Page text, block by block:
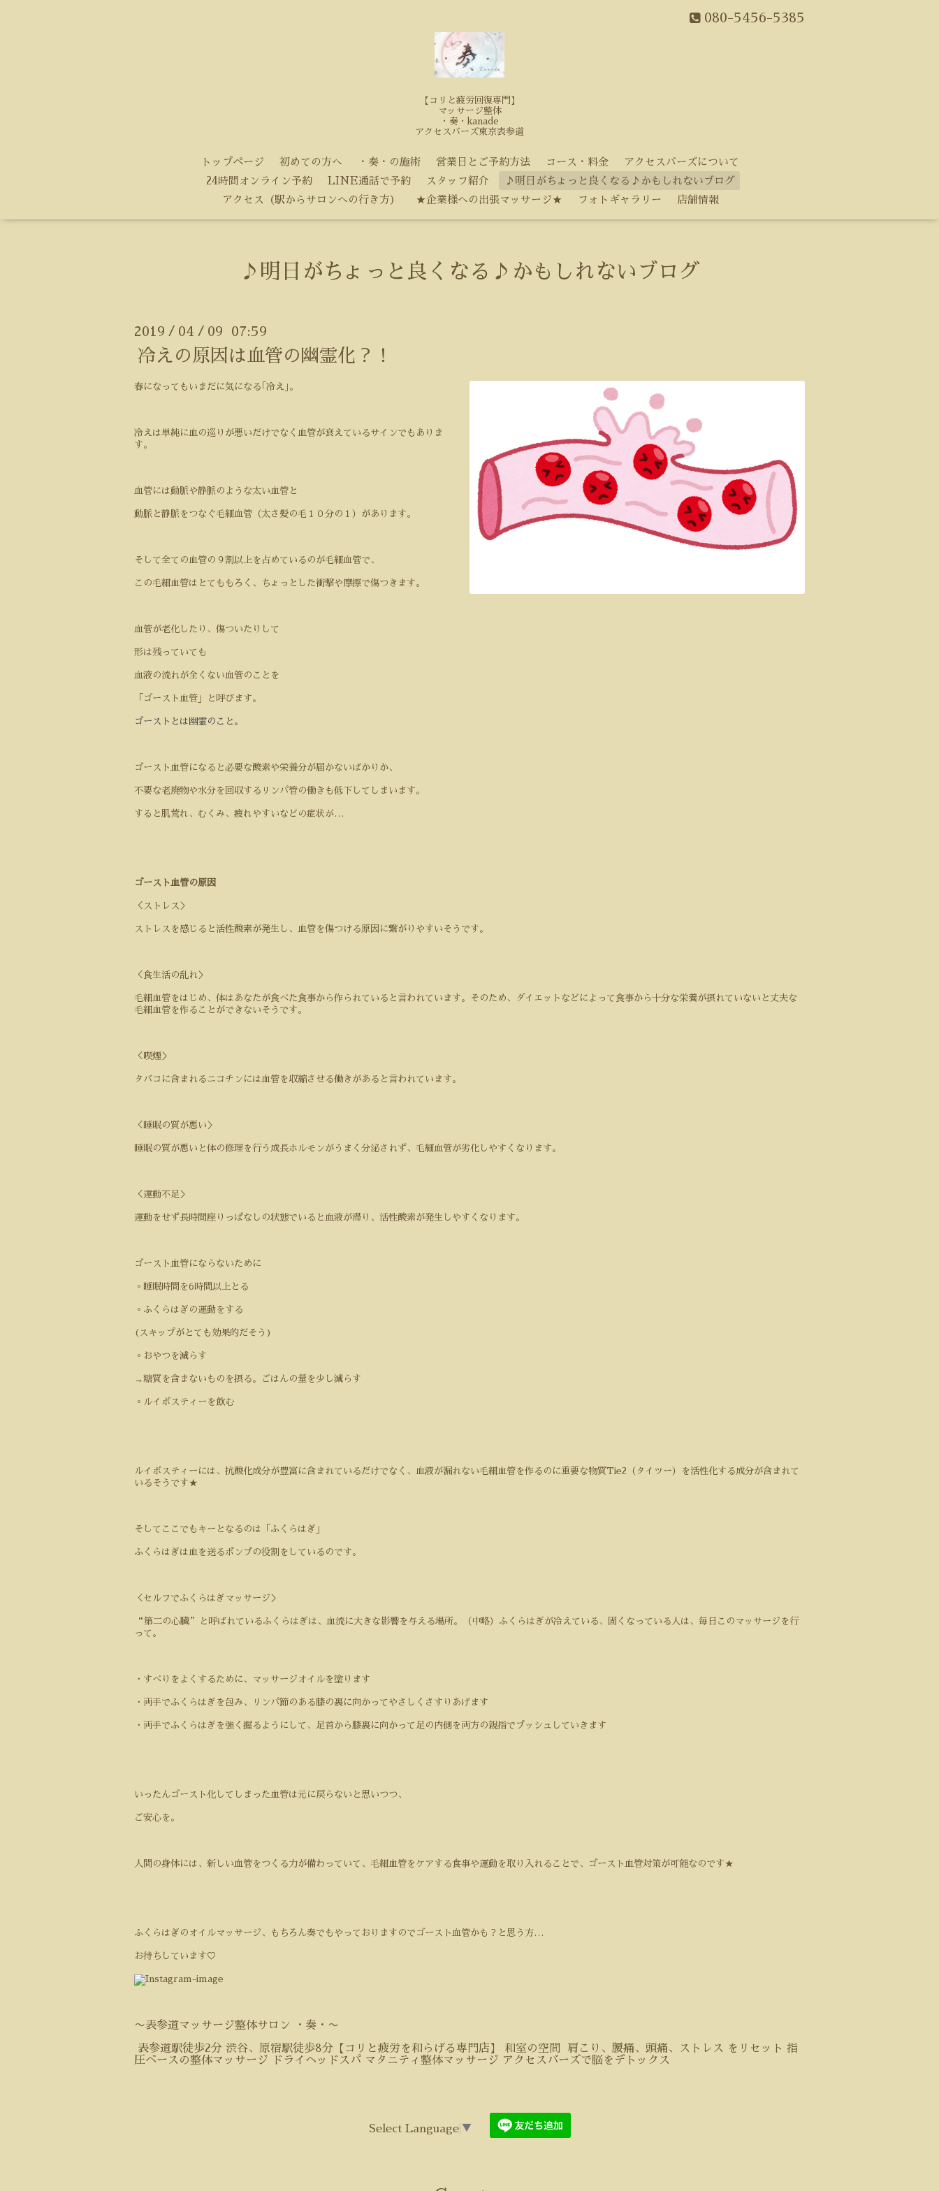
080-5456-5385
【コリと疲労回復専門】
マッサージ整体
・奏・kanade
アクセスバーズ東京表参道
トップページ 初めての方へ ・奏・の施術 営業日とご予約方法 コース・料金
アクセスバーズについて
24時間オンライン予約
LINE通話で予約 スタッフ紹介
♪明日がちょっと良くなる♪かもしれないブログ
アクセス（駅からサロンへの行き方）
★企業様への出張マッサージ★ フォトギャラリー 店舗情報
♪明日がちょっと良くなる♪かもしれないブログ
2019 / 04 / 09 07:59
冷えの原因は血管の幽霊化？！
春になってもいまだに気になる｢冷え｣。
冷えは単純に血の巡りが悪いだけでなく血管が衰えているサインでもありま
す。
血管には動脈や静脈のような太い血管と
動脈と静脈をつなぐ毛細血管（太さ髪の毛１０分の１）があります。
そして全ての血管の９割以上を占めているのが毛細血管で、
この毛細血管はとてももろく、ちょっとした衝撃や摩擦で傷つきます。
血管が老化したり、傷ついたりして
形は残っていても
血液の流れが全くない血管のことを
「ゴースト血管」と呼びます。
ゴーストとは幽霊のこと。
ゴースト血管になると必要な酸素や栄養分が届かないばかりか、
不要な老廃物や水分を回収するリンパ管の働きも低下してしまいます。
すると肌荒れ、むくみ、疲れやすいなどの症状が…
ゴースト血管の原因
＜ストレス＞
ストレスを感じると活性酸素が発生し、血管を傷つける原因に繋がりやすいそうです。
＜食生活の乱れ＞
毛細血管をはじめ、体はあなたが食べた食事から作られていると言われています。そのため、ダイエットなどによって食事から十分な栄養が摂れていないと丈夫な
毛細血管を作ることができないそうです。
＜喫煙＞
タバコに含まれるニコチンには血管を収縮させる働きがあると言われています。
＜睡眠の質が悪い＞
睡眠の質が悪いと体の修理を行う成長ホルモンがうまく分泌されず、毛細血管が劣化しやすくなります。
＜運動不足＞
運動をせず長時間座りっぱなしの状態でいると血液が滞り、活性酸素が発生しやすくなります。
ゴースト血管にならないために
◦ 睡眠時間を6 時間以上とる
◦ ふくらはぎの運動をする
(スキップがとても効果的だそう)
◦ おやつを減らす
→糖質を含まないものを摂る。ごはんの量を少し減らす
◦ ルイボスティーを飲む
ルイボスティーには、抗酸化成分が豊富に含まれているだけでなく、血液が漏れない毛細血管を作るのに重要な物質Tie2 （タイツー）を活性化する成分が含まれて
いるそうです★
そしてここでもキーとなるのは「ふくらはぎ」
ふくらはぎは血を送るポンプの役割をしているのです。
＜セルフでふくらはぎマッサージ＞
“第二の心臓”と呼ばれているふくらはぎは、血流に大きな影響を与える場所。（中略）ふくらはぎが冷えている、固くなっている人は、毎日このマッサージを行
って。
・すべりをよくするために、マッサージオイルを塗ります
・両手でふくらはぎを包み、リンパ節のある膝の裏に向かってやさしくさすりあげます
・両手でふくらはぎを強く握るようにして、足首から膝裏に向かって足の内側を両方の親指でプッシュしていきます
いったんゴースト化してしまった血管は元に戻らないと思いつつ、
ご安心を。
人間の身体には、新しい血管をつくる力が備わっていて、毛細血管をケアする食事や運動を取り入れることで、ゴースト血管対策が可能なのです★
ふくらはぎのオイルマッサージ、もちろん奏でもやっておりますのでゴースト血管かも？と思う方…
お待ちしています♡
〜表参道マッサージ整体サロン ・奏・〜
表参道駅徒歩2分 渋谷、原宿駅徒歩8分【コリと疲労を和らげる専門店】 和室の空間 肩こり、腰痛、頭痛、ストレス をリセット 指
圧ベースの整体マッサージ ドライヘッドスパ マタニティ整体マッサージ アクセスバーズで脳をデトックス
Select Language ▼